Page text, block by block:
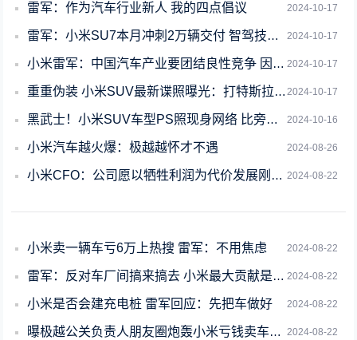
2024-10-17
雷军：作为汽车行业新人 我的四点倡议
2024-10-17
雷军：小米SU7本月冲刺2万辆交付 智驾技术重大突破即将公布
2024-10-17
小米雷军：中国汽车产业要团结良性竞争 因为全球汽车市场非常大
2024-10-17
重重伪装 小米SUV最新谍照曝光：打特斯拉Model Y还得靠它
2024-10-16
黑武士！小米SUV车型PS照现身网络 比旁边SU7还帅
2024-08-26
小米汽车越火爆：极越越怀才不遇
2024-08-22
小米CFO：公司愿以牺牲利润为代价发展刚起步的汽车业务
2024-08-22
小米卖一辆车亏6万上热搜 雷军：不用焦虑
2024-08-22
雷军：反对车厂间搞来搞去 小米最大贡献是让车圈融洽很多
2024-08-22
小米是否会建充电桩 雷军回应：先把车做好
2024-08-22
曝极越公关负责人朋友圈炮轰小米亏钱卖车是倾销 博主澄清是P图